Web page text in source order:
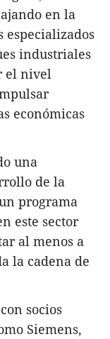
en la
especializados
industriales
el nivel
económicas
una
de la
programa
este sector
al menos a
la cadena de
socios
Siemens,